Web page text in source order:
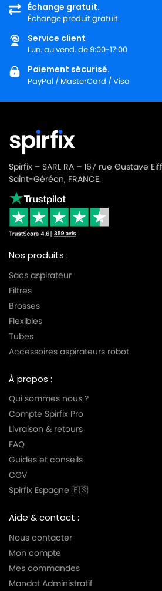
Échange gratuit.
Échange produit gratuit.
Service client
Lun. au vend. de 9:00-17:00
Paiement sécurisé.
PayPal / MasterCard / Visa
Spirfix – SARL RA – 167 rue Gustave
Saint-Géréon, FRANCE.
Nos produits :
Sacs aspirateur
Filtres
Brosses
Flexibles
Tubes
Accessoires aspirateurs robot
À propos :
Qui sommes nous ?
Compte Spirfix Pro
Livraison & retours
FAQ
Guides et conseils
CGV
Spirfix Espagne 🇪🇸
Aide & contact :
Nous contacter
Mon compte
Mes commandes
Mandat Administratif